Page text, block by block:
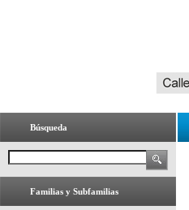
Búsqueda
Familias y Subfamilias